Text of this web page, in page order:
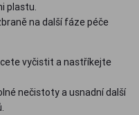
plastu.
na další fáze péče
vyčistit a nastříkejte
nečistoty a usnadní další